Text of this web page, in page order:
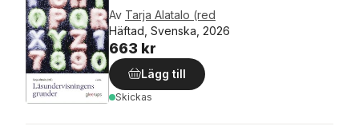
Av Tarja Alatalo (red
Häftad, Svenska, 2026
663 kr
Lägg till
Skickas